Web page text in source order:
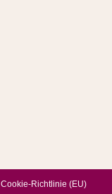
Cookie-Richtlinie (EU)